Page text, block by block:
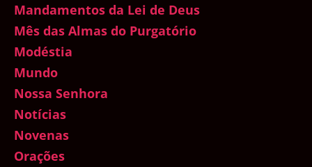
Mandamentos da Lei de Deus
Mês das Almas do Purgatório
Modéstia
Mundo
Nossa Senhora
Notícias
Novenas
Orações